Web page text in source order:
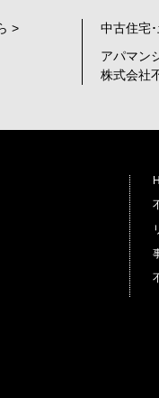
>
中古住宅
アパマン
株式会社